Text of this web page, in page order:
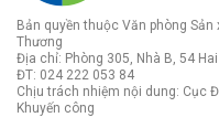
Bản quyền thuộc Văn phòng
Thương
Địa chỉ: Phòng 305, Nhà B, 54
ĐT: 024 222 053 84
Chịu trách nhiệm nội dung: Cục
Khuyến công